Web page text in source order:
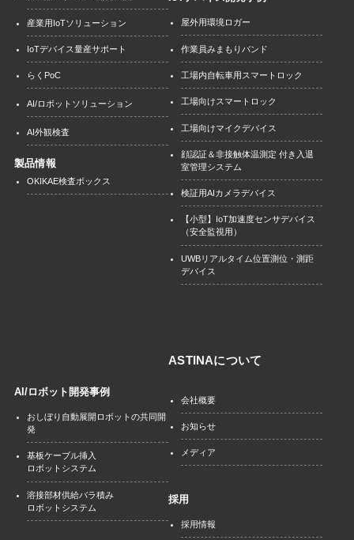
産業用IoTソリューション
IoTデバイス量産サポート
らくPoC
AI/ロボットソリューション
AI外観検査
製品情報
OKIKAE検査ボックス
屋外用環境ロガー
作業員みまもりバンド
工場内自転車用スマートロック
工場向けスマートロック
工場向けマイクデバイス
顔認証＆非接触体温測定 付き入退
室管理システム
検証用AIカメラデバイス
【小型】IoT加速度センサデバイス
（安全監視用）
UWBリアルタイム位置測位・測距
デバイス
AI/ロボット開発事例
おしぼり自動展開ロボットの共同開
発
基板ケーブル挿入
ロボットシステム
溶接部材供給バラ積み
ロボットシステム
ASTINAについて
会社概要
お知らせ
メディア
採用
採用情報